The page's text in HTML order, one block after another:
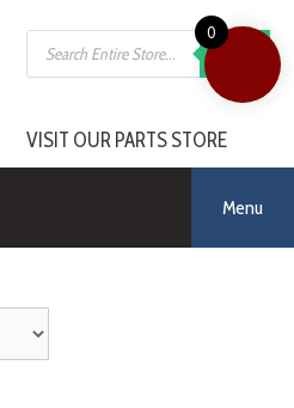
Products
search
SEARCH
VISIT OUR PARTS STORE
Menu
0